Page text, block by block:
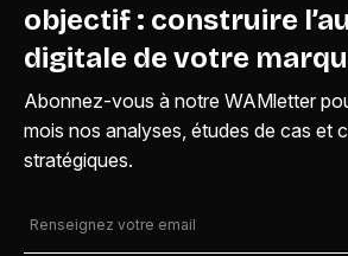
objectif : construire
digitale de votre
Abonnez-vous à notre WAMletter
mois nos analyses, études de cas et
stratégiques.